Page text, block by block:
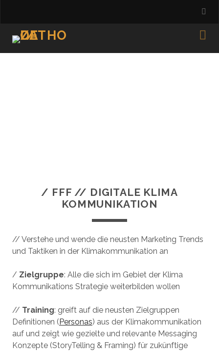
/ FFF // DIGITALE KLIMA
KOMMUNIKATION
// Verstehe und wende die neusten Marketing Trends
und Taktiken in der Klimakommunikation an
/ Zielgruppe: Alle die sich im Gebiet der Klima
Kommunikations Strategie weiterbilden wollen
// Training: greift auf die neusten Zielgruppen
Definitionen (Personas) aus der Klimakommunikation
auf und zeigt wie gezielte und relevante Messaging
Konzepte (StoryTelling & Framing) für zukünftige